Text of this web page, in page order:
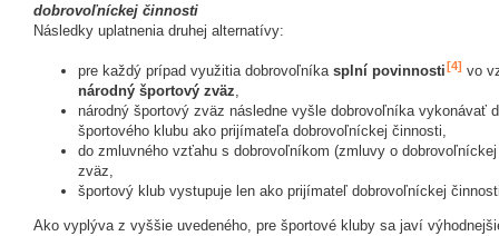
dobrovoľníckej činnosti
Následky uplatnenia druhej alternatívy:
pre každý prípad využitia dobrovoľníka splní povinnosti[4] vo
národný športový zväz,
národný športový zväz následne vyšle dobrovoľníka vykonávať
športového klubu ako prijímateľa dobrovoľníckej činnosti,
do zmluvného vzťahu s dobrovoľníkom (zmluvy o
zväz,
športový klub vystupuje len ako prijímateľ dobrovoľníckej
Ako vyplýva z vyššie uvedeného, pre športové kluby sa javí